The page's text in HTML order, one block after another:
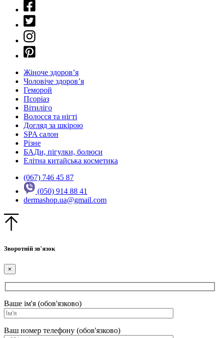
Жіноче здоров’я
Чоловіче здоров’я
Геморой
Псоріаз
Вітиліго
Волосся та нігті
Догляд за шкірою
SPA салон
Різне
БАДи, пігулки, болюси
Елітна китайська косметика
(067) 746 45 87
(050) 914 88 41
dermashop.ua@gmail.com
Зворотній зв'язок
×
Ваше ім'я (обов'язково)
Ваш номер телефону (обов'язково)